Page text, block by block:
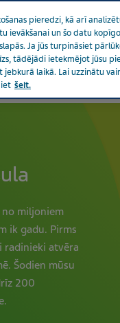
miljoniem
ik gadu. Pirms
radinieki atvēra
Šodien mūsu
200
pieredzi, kā arī
ievākšanai un šo datu
Ja jūs turpināsiet
tādējādi ietekmējot jūsu
laikā. Lai uzzinātu
šeit.